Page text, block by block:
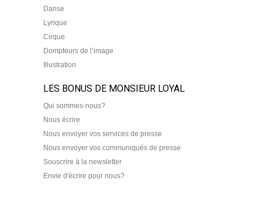
Danse
Lyrique
Cirque
Dompteurs de l’image
Illustration
LES BONUS DE MONSIEUR LOYAL
Qui sommes-nous?
Nous écrire
Nous envoyer vos services de presse
Nous envoyer vos communiqués de presse
Souscrire à la newsletter
Envie d'écrire pour nous?